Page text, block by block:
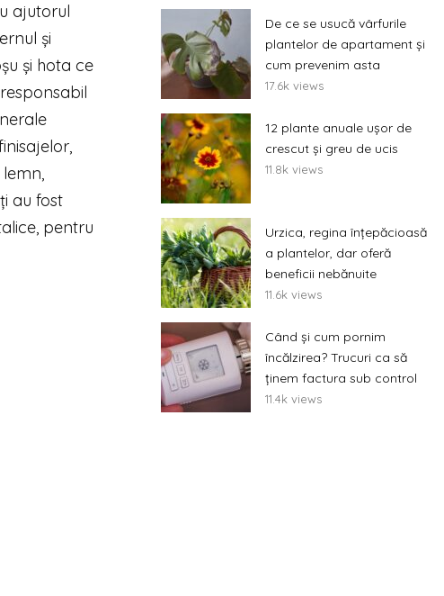
ajutorul
și
și hota ce
au fost
pentru
De ce se usucă vârfurile
plantelor de apartament și
cum prevenim asta
17.6k views
12 plante anuale ușor de
crescut și greu de ucis
11.8k views
Urzica, regina înțepăcioasă
a plantelor, dar oferă
beneficii nebănuite
11.6k views
Când și cum pornim
încălzirea? Trucuri ca să
ținem factura sub control
11.4k views